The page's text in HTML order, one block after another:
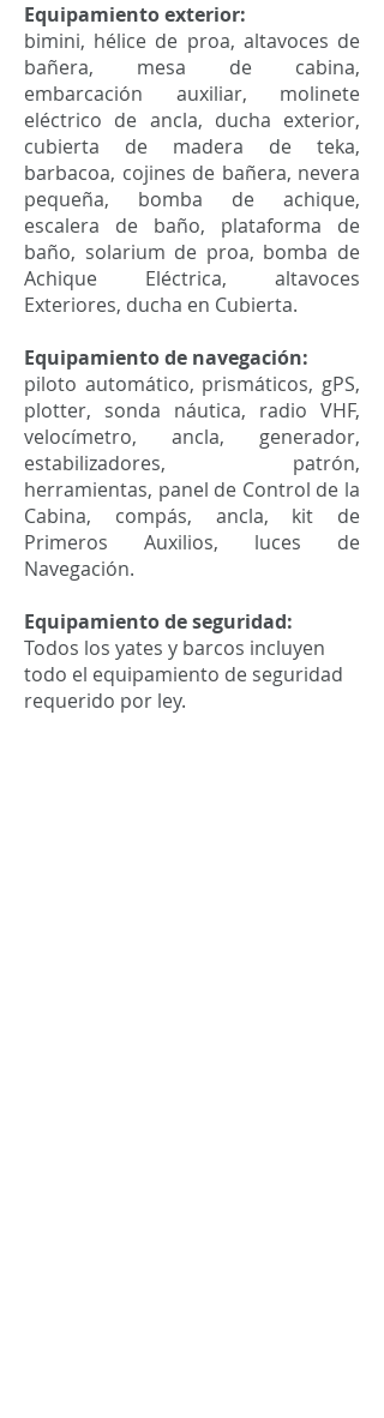
Equipamiento exterior:
bimini, hélice de proa, altavoces de
bañera, mesa de cabina,
embarcación auxiliar, molinete
eléctrico de ancla, ducha exterior,
cubierta de madera de teka,
barbacoa, cojines de bañera, nevera
pequeña, bomba de achique,
escalera de baño, plataforma de
baño, solarium de proa, bomba de
Achique Eléctrica, altavoces
Exteriores, ducha en Cubierta.
Equipamiento de navegación:
piloto automático, prismáticos, gPS,
plotter, sonda náutica, radio VHF,
velocímetro, ancla, generador,
estabilizadores, patrón,
herramientas, panel de Control de la
Cabina, compás, ancla, kit de
Primeros Auxilios, luces de
Navegación.
Equipamiento de seguridad:
Todos los yates y barcos incluyen
todo el equipamiento de seguridad
requerido por ley.